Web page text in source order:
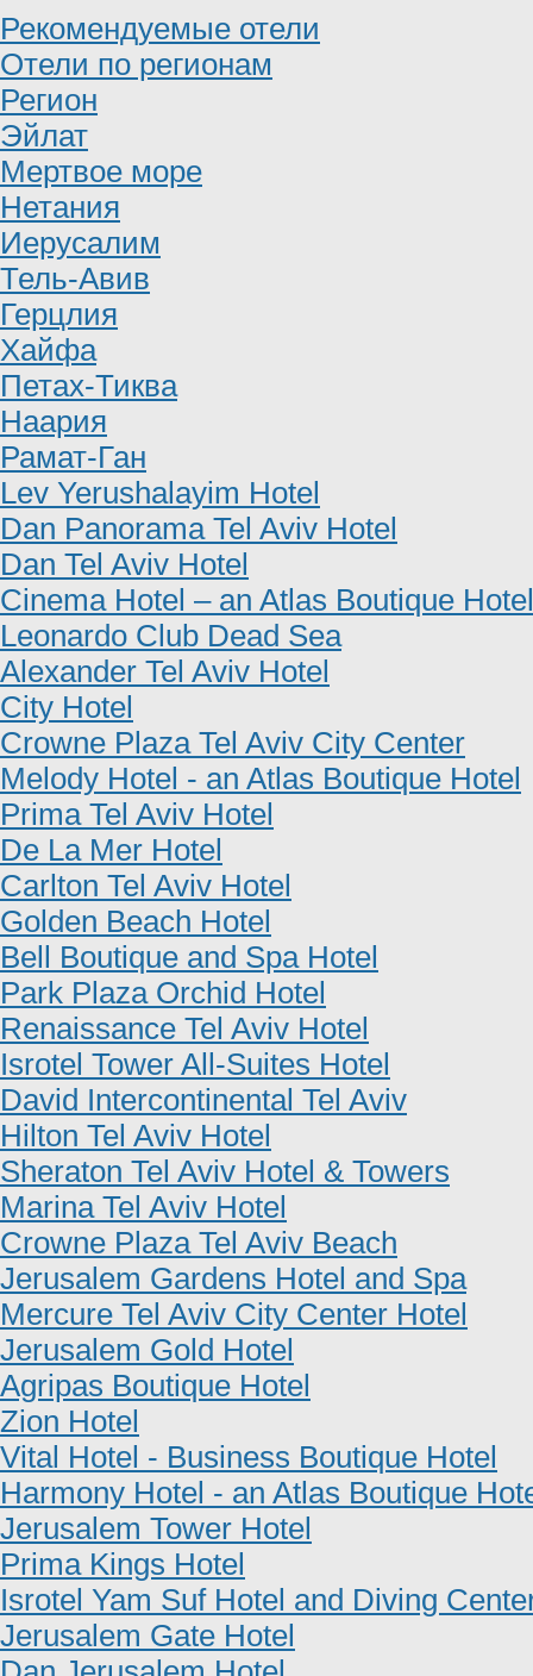
Рекомендуемые отели
Отели по регионам
Регион
Эйлат
Мертвое море
Нетания
Иерусалим
Тель-Авив
Герцлия
Хайфа
Петах-Тиква
Наария
Рамат-Ган
Lev Yerushalayim Hotel
Dan Panorama Tel Aviv Hotel
Dan Tel Aviv Hotel
Cinema Hotel – an Atlas Boutique Hotel
Leonardo Club Dead Sea
Alexander Tel Aviv Hotel
City Hotel
Crowne Plaza Tel Aviv City Center
Melody Hotel - an Atlas Boutique Hotel
Prima Tel Aviv Hotel
De La Mer Hotel
Carlton Tel Aviv Hotel
Golden Beach Hotel
Bell Boutique and Spa Hotel
Park Plaza Orchid Hotel
Renaissance Tel Aviv Hotel
Isrotel Tower All-Suites Hotel
David Intercontinental Tel Aviv
Hilton Tel Aviv Hotel
Sheraton Tel Aviv Hotel & Towers
Marina Tel Aviv Hotel
Crowne Plaza Tel Aviv Beach
Jerusalem Gardens Hotel and Spa
Mercure Tel Aviv City Center Hotel
Jerusalem Gold Hotel
Agripas Boutique Hotel
Zion Hotel
Vital Hotel - Business Boutique Hotel
Harmony Hotel - an Atlas Boutique
Jerusalem Tower Hotel
Prima Kings Hotel
Isrotel Yam Suf Hotel and Diving
Jerusalem Gate Hotel